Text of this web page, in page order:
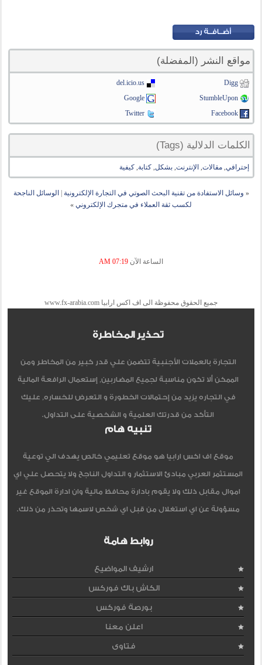
مواقع النشر (المفضلة)
Digg
del.icio.us
StumbleUpon
Google
Facebook
Twitter
الكلمات الدلالية (Tags)
إحترافي,مقالات, الإنترنت,بشكل,كتابة,كيفية
« وسائل الاستفادة من تقنية البحث الصوتي في التجارة الإلكترونية
الوسائل الناجحة
لكسب ثقة العملاء في متجرك الإلكتروني »
الساعة الآن 07:19 AM
جميع الحقوق محفوظة الى اف اكس ارابيا www.fx-arabia.com
تحذير المخاطرة
التجارة بالعملات الأجنبية تتضمن علي قدر كبير من المخاطر ومن
الممكن ألا تكون مناسبة لجميع المضاربين, إستعمال الرافعة المالية
في التجاره يزيد من إحتمالات الخطورة و التعرض للخساره, عليك
التأكد من قدرتك العلمية و الشخصية على التداول.
تنبيه هام
موقع اف اكس ارابيا هو موقع تعليمي خالص يهدف الي توعية
المستثمر العربي مبادئ الاستثمار و التداول الناجح ولا يتحصل علي اي
اموال مقابل ذلك ولا يقوم بادارة محافظ مالية وان ادارة الموقع غير
مسؤولة عن اي استغلال من قبل اي شخص لاسمها وتحذر من ذلك.
روابط هامة
ارشيف المواضيع
الكاش باك فوركس
بورصة فوركس
اعلن معنا
فتاوى